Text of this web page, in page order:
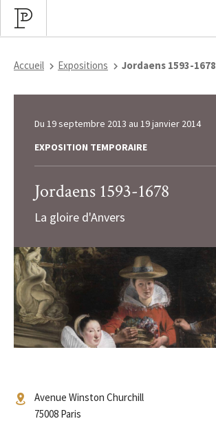
Accueil Expositions Jordaens 1593-1678
Du 19 septembre 2013 au 19 janvier 2014
EXPOSITION TEMPORAIRE
Jordaens 1593-1678
La gloire d'Anvers
Avenue Winston Churchill
75008 Paris